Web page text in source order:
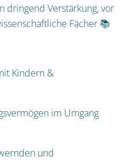
dringend Verstärkung, vor
Fächer 📚
Kindern &
im Umgang
und